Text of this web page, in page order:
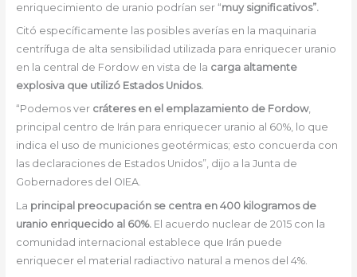
enriquecimiento de uranio podrían ser “muy significativos”.
Citó específicamente las posibles averías en la maquinaria
centrífuga de alta sensibilidad utilizada para enriquecer uranio
en la central de Fordow en vista de la carga altamente
explosiva que utilizó Estados Unidos.
“Podemos ver cráteres en el emplazamiento de Fordow,
principal centro de Irán para enriquecer uranio al 60%, lo que
indica el uso de municiones geotérmicas; esto concuerda con
las declaraciones de Estados Unidos”, dijo a la Junta de
Gobernadores del OIEA.
La principal preocupación se centra en 400 kilogramos de
uranio enriquecido al 60%. El acuerdo nuclear de 2015 con la
comunidad internacional establece que Irán puede
enriquecer el material radiactivo natural a menos del 4%.